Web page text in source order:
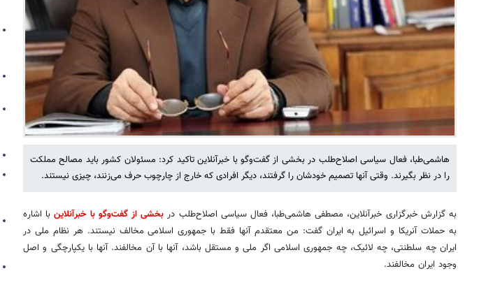
هاشمی‌طبا، فعال سیاسی اصلاح‌طلب در بخشی از گفت‌وگو با خبرآنلاین تاکید کرد: مسئولان کشور باید مصالح مملکت
را در نظر بگیرند. وقتی آنها تصمیم خودشان را گرفتند، دیگر افرادی که خارج از چارچوب حرف می‌زنند، چیزی نیستند.
به گزارش خبرگزاری خبرآنلاین، مصطفی هاشمی‌طبا، فعال سیاسی اصلاح‌طلب در بخشی از گفت‌وگو با خبرآنلاینبا اشاره
به حملات آنریکا و اسرائیل به ایران گفت: من معتقدم آنها فقط با جمهوری اسلامی مخالف نیستند. هر نظام ملی در
ایران چه سلطنتی، چه لائیک، چه جمهوری اسلامی اگر ملی و مستقل باشد، آنها با آن مخالفند. آنها با یکپارچگی و اصل
وجود ایران مخالفند.